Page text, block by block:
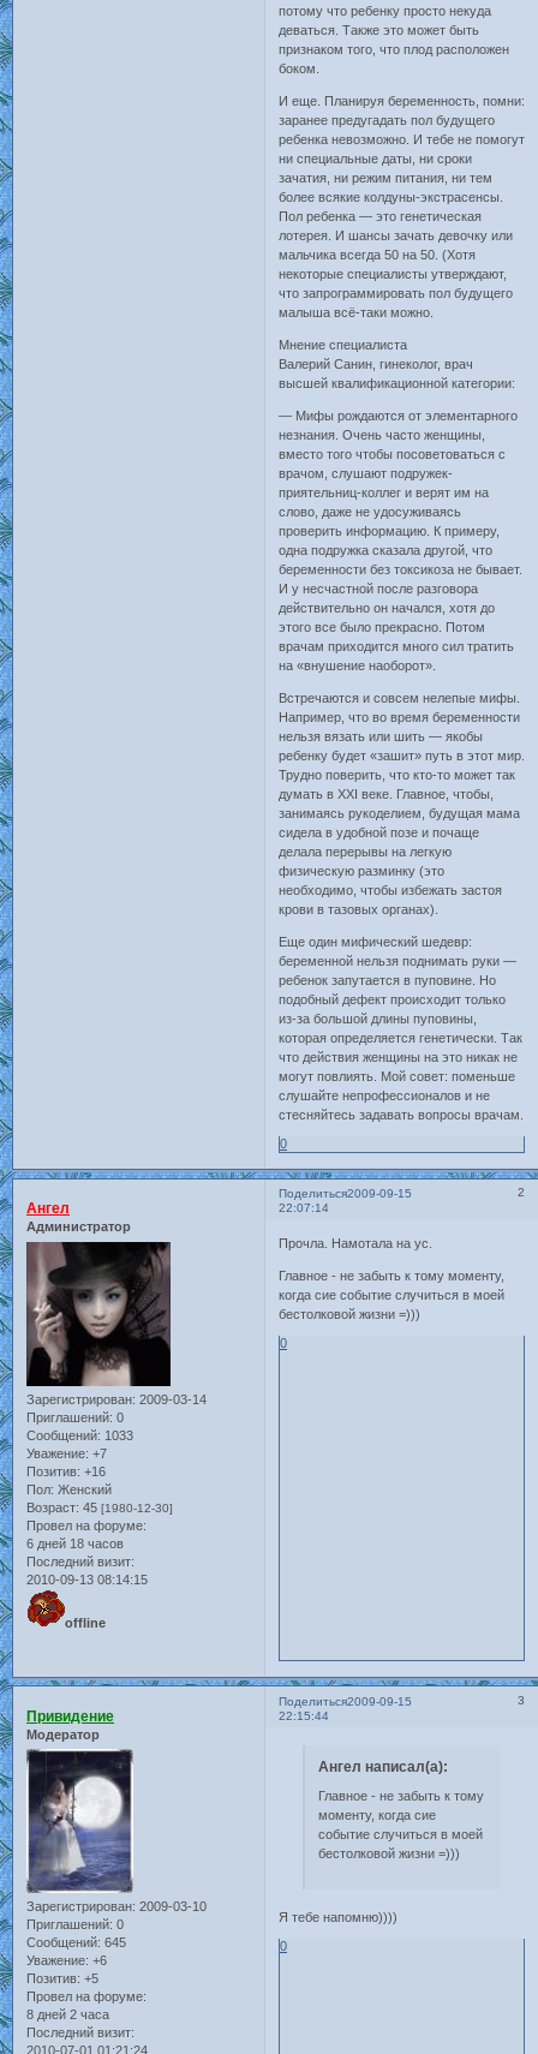
потому что ребенку просто некуда
деваться. Также это может быть
признаком того, что плод расположен
боком.
И еще. Планируя беременность, помни:
заранее предугадать пол будущего
ребенка невозможно. И тебе не помогут
ни специальные даты, ни сроки
зачатия, ни режим питания, ни тем
более всякие колдуны-экстрасенсы.
Пол ребенка — это генетическая
лотерея. И шансы зачать девочку или
мальчика всегда 50 на 50. (Хотя
некоторые специалисты утверждают,
что запрограммировать пол будущего
малыша всё-таки можно.
Мнение специалиста
Валерий Санин, гинеколог, врач
высшей квалификационной категории:
— Мифы рождаются от элементарного
незнания. Очень часто женщины,
вместо того чтобы посоветоваться с
врачом, слушают подружек-
приятельниц-коллег и верят им на
слово, даже не удосуживаясь
проверить информацию. К примеру,
одна подружка сказала другой, что
беременности без токсикоза не бывает.
И у несчастной после разговора
действительно он начался, хотя до
этого все было прекрасно. Потом
врачам приходится много сил тратить
на «внушение наоборот».
Встречаются и совсем нелепые мифы.
Например, что во время беременности
нельзя вязать или шить — якобы
ребенку будет «зашит» путь в этот мир.
Трудно поверить, что кто-то может так
думать в XXI веке. Главное, чтобы,
занимаясь рукоделием, будущая мама
сидела в удобной позе и почаще
делала перерывы на легкую
физическую разминку (это
необходимо, чтобы избежать застоя
крови в тазовых органах).
Еще один мифический шедевр:
беременной нельзя поднимать руки —
ребенок запутается в пуповине. Но
подобный дефект происходит только
из-за большой длины пуповины,
которая определяется генетически. Так
что действия женщины на это никак не
могут повлиять. Мой совет: поменьше
слушайте непрофессионалов и не
стесняйтесь задавать вопросы врачам.
0
Поделиться 2
2009-09-15
22:07:14
Ангел
Администратор
Зарегистрирован: 2009-03-14
Приглашений: 0
Сообщений: 1033
Уважение: +7
Позитив: +16
Пол: Женский
Возраст: 45 [1980-12-30]
Провел на форуме:
6 дней 18 часов
Последний визит:
2010-09-13 08:14:15
offline
Прочла. Намотала на ус.
Главное - не забыть к тому моменту,
когда сие событие случиться в моей
бестолковой жизни =)))
0
Поделиться 3
2009-09-15
22:15:44
Привидение
Модератор
Зарегистрирован: 2009-03-10
Приглашений: 0
Сообщений: 645
Уважение: +6
Позитив: +5
Провел на форуме:
8 дней 2 часа
Последний визит:
2010-07-01 01:21:24
Ангел написал(а):
Главное - не забыть к тому
моменту, когда сие
событие случиться в моей
бестолковой жизни =)))
Я тебе напомню))))
0